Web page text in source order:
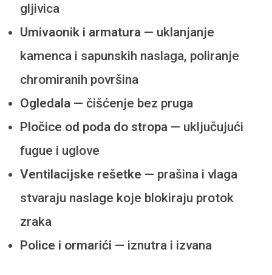
gljivica
Umivaonik i armatura — uklanjanje
kamenca i sapunskih naslaga, poliranje
chromiranih površina
Ogledala — čišćenje bez pruga
Pločice od poda do stropa — uključujući
fugue i uglove
Ventilacijske rešetke — prašina i vlaga
stvaraju naslage koje blokiraju protok
zraka
Police i ormarići — iznutra i izvana